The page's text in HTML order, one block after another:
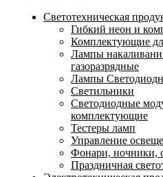
Светотехническая
Гибкий неон и
Комплектующие
Лампы
газоразрядные
Лампы
Светильники
Светодиодные
комплектующие
Тестеры ламп
Управление
Фонари, ночники,
Праздничная